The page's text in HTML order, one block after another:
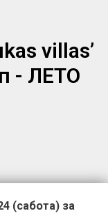
villas’
- ЛЕТО
(сабота) за